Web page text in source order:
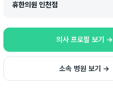
휴한의원 인천점
의사 프로필 보기 →
소속 병원 보기 →